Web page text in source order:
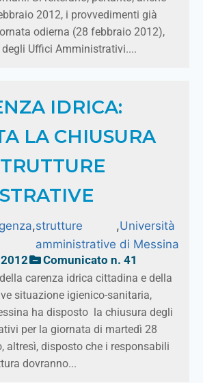
2012, i provvedimenti già
odierna (28 febbraio 2012),
Uffici Amministrativi....
IDRICA:
LA CHIUSURA
,strutture
amministrative
,Università
di Messina
Comunicato n. 41
carenza idrica cittadina e della
situazione igienico-sanitaria,
ha disposto la chiusura degli
per la giornata di martedì 28
altresì, disposto che i responsabili
dovranno...